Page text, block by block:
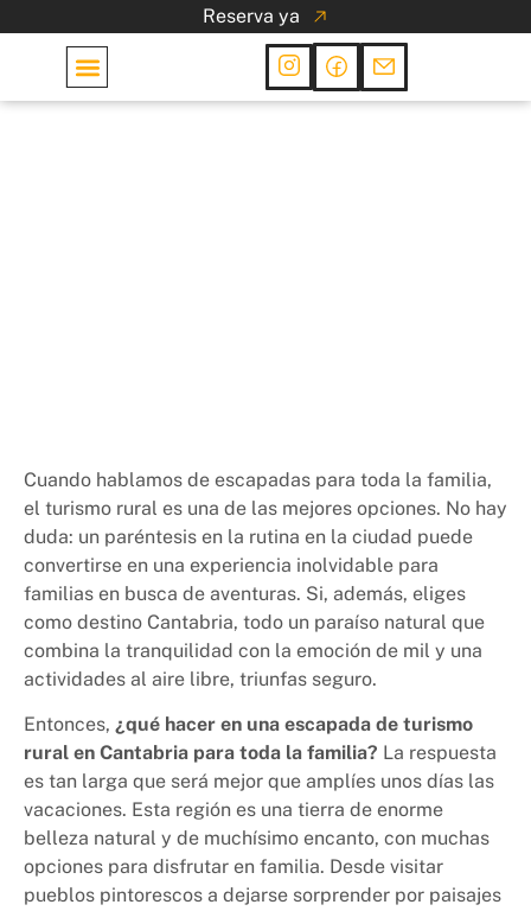
Reserva ya
Cuando hablamos de escapadas para toda la familia,
el turismo rural es una de las mejores opciones. No hay
duda: un paréntesis en la rutina en la ciudad puede
convertirse en una experiencia inolvidable para
familias en busca de aventuras. Si, además, eliges
como destino Cantabria, todo un paraíso natural que
combina la tranquilidad con la emoción de mil y una
actividades al aire libre, triunfas seguro.
Entonces, ¿qué hacer en una escapada de turismo
rural en Cantabria para toda la familia? La respuesta
es tan larga que será mejor que amplíes unos días las
vacaciones. Esta región es una tierra de enorme
belleza natural y de muchísimo encanto, con muchas
opciones para disfrutar en familia. Desde visitar
pueblos pintorescos a dejarse sorprender por paisajes